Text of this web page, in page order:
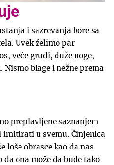
i sazrevanja bore sa
Uvek želimo par
veće grudi, duže noge,
Nismo blage i nežne prema
preplavljene saznanjem
imitirati u svemu. Činjenica
loše obrasce kao da nas
da ona može da bude tako